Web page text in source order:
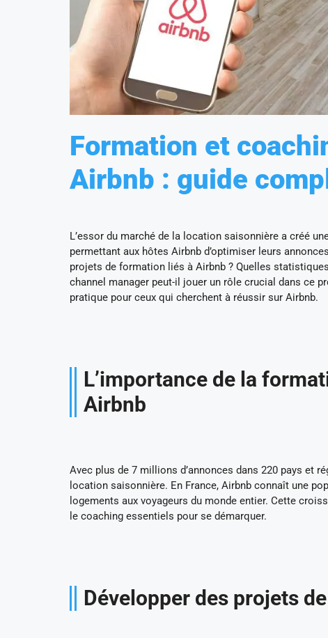
Formation et
Airbnb : guide
L’essor du marché de la location saisonnière a créé
permettant aux hôtes Airbnb d’optimiser leurs
projets de formation liés à Airbnb ? Quelles
channel manager peut-il jouer un rôle crucial dans ce
pratique pour ceux qui cherchent à réussir sur Airbnb.
L’importance de la
Airbnb
Avec plus de 7 millions d’annonces dans 220 pays et
location saisonnière. En France, Airbnb connaît une
logements aux voyageurs du monde entier. Cette
le coaching essentiels pour se démarquer.
Développer des projets